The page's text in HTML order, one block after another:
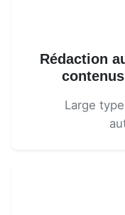
Rédaction
Large